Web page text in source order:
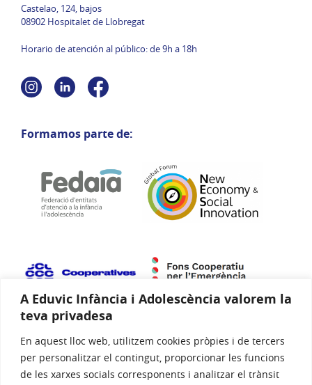
A Eduvic Infància i Adolescència valorem la
teva privadesa
En aquest lloc web, utilitzem cookies pròpies i de tercers
per personalitzar el contingut, proporcionar les funcions
de les xarxes socials corresponents i analitzar el trànsit
Castelao, 124, bajos
08902 Hospitalet de Llobregat
Horario de atención al público: de 9h a 18h
Formamos parte de:
Certificaciones de calidad
Nuestros servicios y la gestión están certificados según la norma